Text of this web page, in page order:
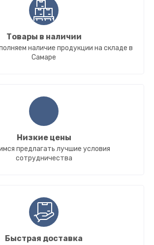
Товары в наличии
наличие продукции на складе в
Самаре
Низкие цены
предлагать лучшие условия
сотрудничества
Быстрая доставка